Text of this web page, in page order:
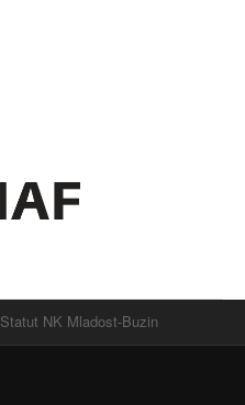
Statut NK Mladost-Buzin